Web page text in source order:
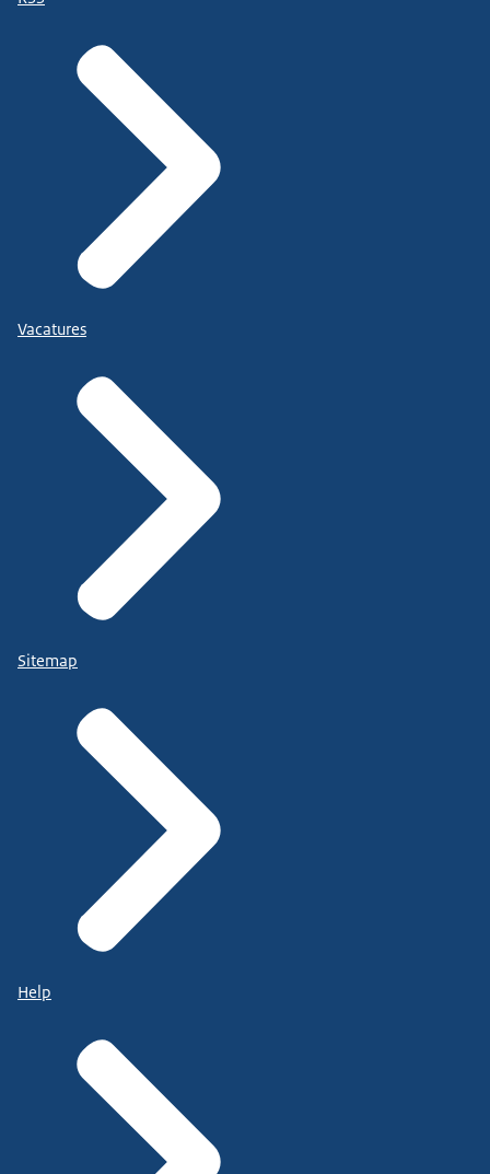
Vacatures
Sitemap
Help